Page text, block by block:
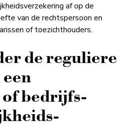
af op de
van de rechtspersoon en
of toezichthouders.
de reguliere
bedrijfs­